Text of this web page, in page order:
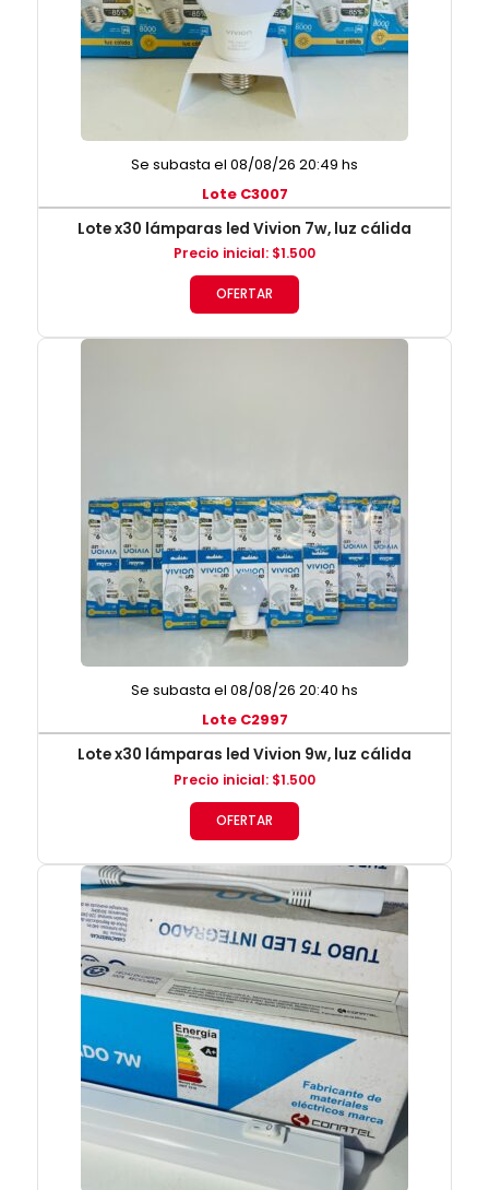
Se subasta el 08/08/26 20:49 hs
Lote C3007
Lote x30 lámparas led Vivion 7w, luz cálida
Precio inicial: $1.500
OFERTAR
Se subasta el 08/08/26 20:40 hs
Lote C2997
Lote x30 lámparas led Vivion 9w, luz cálida
Precio inicial: $1.500
OFERTAR